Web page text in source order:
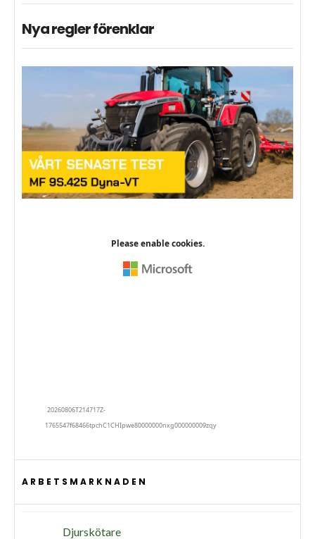
Nya regler förenklar
ARBETSMARKNADEN
Djurskötare